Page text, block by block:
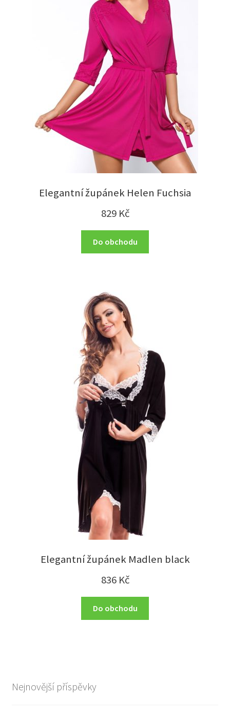
Elegantní župánek Helen Fuchsia
829 Kč
Do obchodu
Elegantní župánek Madlen black
836 Kč
Do obchodu
Nejnovější příspěvky